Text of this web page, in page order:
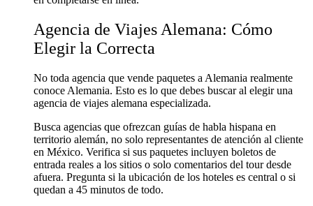
Agencia de Viajes Alemana: Cómo
Elegir la Correcta
No toda agencia que vende paquetes a Alemania realmente
conoce Alemania. Esto es lo que debes buscar al elegir una
agencia de viajes alemana especializada.
Busca agencias que ofrezcan guías de habla hispana en
territorio alemán, no solo representantes de atención al cliente
en México. Verifica si sus paquetes incluyen boletos de
entrada reales a los sitios o solo comentarios del tour desde
afuera. Pregunta si la ubicación de los hoteles es central o si
quedan a 45 minutos de todo.